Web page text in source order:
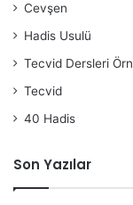
Cevşen
Hadis Usulü
Tecvid Dersleri
Tecvid
40 Hadis
Son Yazılar